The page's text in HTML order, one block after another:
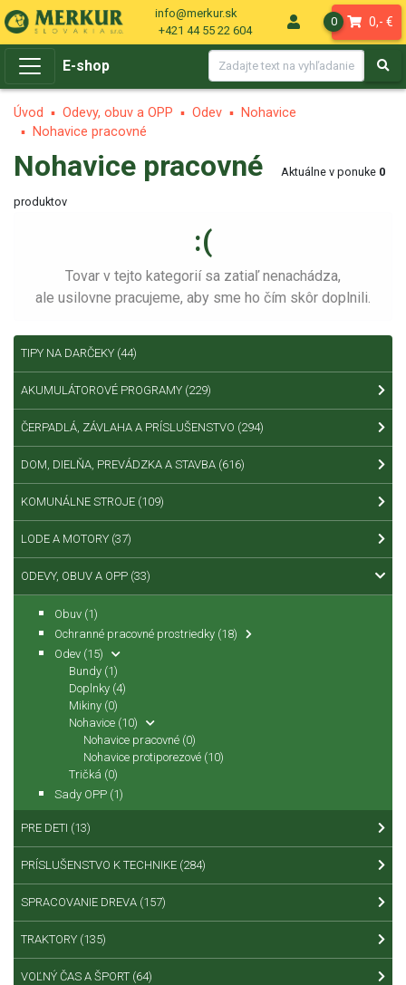
info@merkur.sk
+421 44 55 22 604
0 0,- €
E-shop
Úvod Odevy, obuv a OPP Odev
Nohavice
Nohavice pracovné
Nohavice pracovné Aktuálne v ponuke 0
produktov
:(
Tovar v tejto kategorií sa zatiaľ nenachádza,
ale usilovne pracujeme, aby sme ho čím skôr doplnili.
TIPY NA DARČEKY (44)
AKUMULÁTOROVÉ PROGRAMY (229)
ČERPADLÁ, ZÁVLAHA A PRÍSLUŠENSTVO (294)
DOM, DIELŇA, PREVÁDZKA A STAVBA (616)
KOMUNÁLNE STROJE (109)
LODE A MOTORY (37)
ODEVY, OBUV A OPP (33)
Obuv (1)
Ochranné pracovné prostriedky (18)
Odev (15)
Bundy (1)
Doplnky (4)
Mikiny (0)
Nohavice (10)
Nohavice pracovné (0)
Nohavice protiporezové (10)
Tričká (0)
Sady OPP (1)
PRE DETI (13)
PRÍSLUŠENSTVO K TECHNIKE (284)
SPRACOVANIE DREVA (157)
TRAKTORY (135)
VOĽNÝ ČAS A ŠPORT (64)